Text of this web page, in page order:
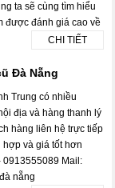
ta sẽ cùng tìm hiểu
được đánh giá cao về
CHI TIẾT
Đà Nẵng
Trung có nhiều
địa và hàng thanh lý
hàng liên hệ trực tiếp
hợp và giá tốt hơn
0913555089 Mail:
nẵng